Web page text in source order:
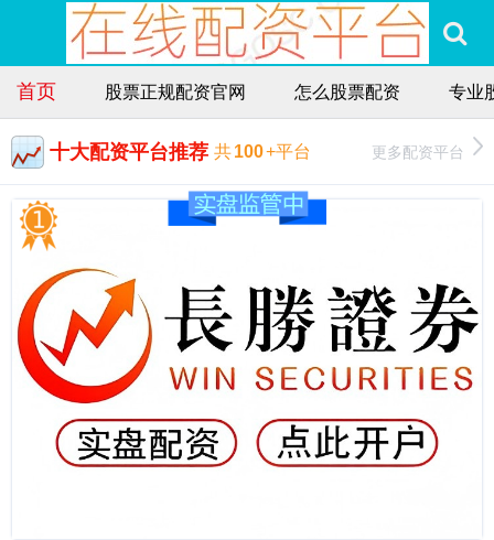
首页 股票正规配资官网 怎么股票配资 专业
十大配资平台推荐 共100+平台 更多配资平台